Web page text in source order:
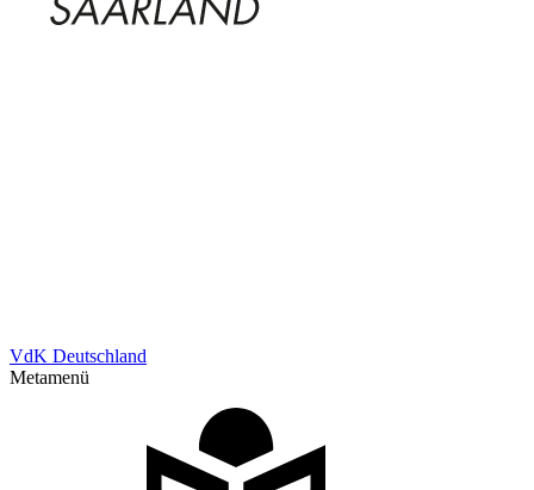
VdK Deutschland
Metamenü